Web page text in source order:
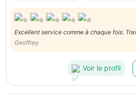
Excellent service comme à chaque fois.
professionnel !
Geoffrey
Voir le profil